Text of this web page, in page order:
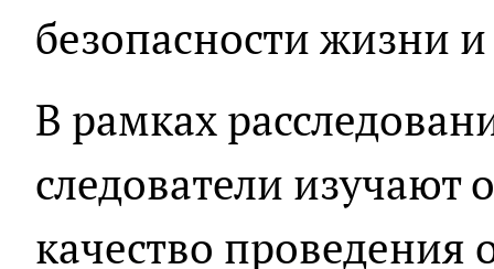
безопасности жизни
В рамках
следователи изучают
качество